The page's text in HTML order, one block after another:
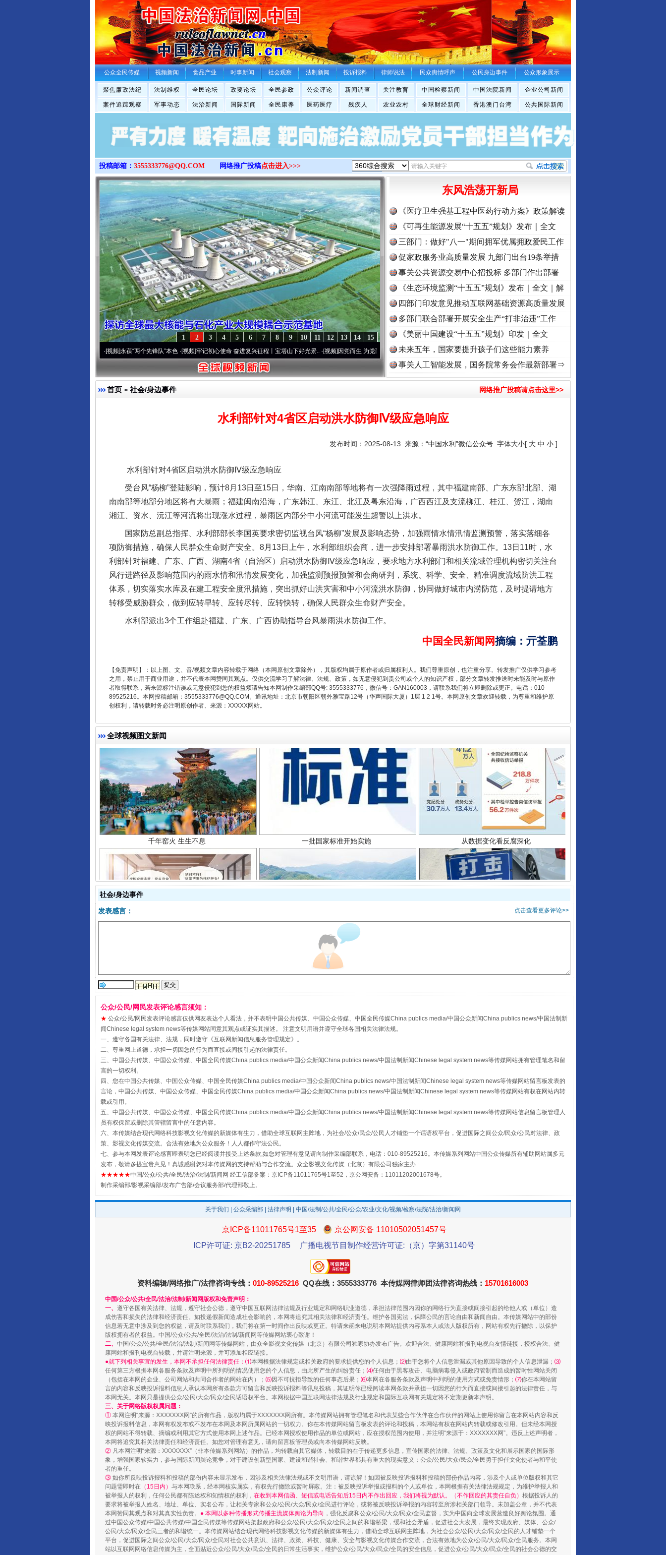
>
公众全民传媒 视频新闻 食品产业 时事新闻 社会观察 法制新闻 投诉报料 律师说法 民众舆情呼声 公民身边事件 公众形象展示
聚焦廉政法纪 法制维权 全民论坛 政要论坛 全民参政 公众评论 新闻调查 关注教育 中国检察新闻 中国法院新闻 企业公司新闻
案件追踪观察 军事动态 法治新闻 国际新闻 全民康养 医药医疗 残疾人 农业农村 全球财经新闻 香港澳门台湾 公共国际新闻
投稿邮箱： 3555333776@QQ.COM 网络推广投稿点击进入>>>
15
14
13
12
11
10
9
8
7
6
5
4
3
2
1
永葆“两个先锋队”本色·[视频]牢记初心使命 奋进复兴征程丨宝塔山下好光景..·[视频]因党而生 为党而战——百年“纪”事⑧加强纪律.. ·[视频]牢记初心使命 奋进复兴征程丨“转折之城”激荡..
东风浩荡开新局
《医疗卫生强基工程中医药行动方案》政策解读
《可再生能源发展“十五五”规划》发布｜全文
三部门：做好"八一"期间拥军优属拥政爱民工作
促家政服务业高质量发展 九部门出台19条举措
事关公共资源交易中心招投标 多部门作出部署
《生态环境监测“十五五”规划》发布｜全文｜解
读
四部门印发意见推动互联网基础资源高质量发展
多部门联合部署开展安全生产“打非治违”工作
《美丽中国建设“十五五”规划》印发｜全文
未来五年，国家要提升孩子们这些能力素养
事关人工智能发展，国务院常务会作最新部署⇒
首页 » 社会/身边事件 网络推广投稿请点击这里>>
水利部针对4省区启动洪水防御Ⅳ级应急响应
发布时间：2025-08-13 来源： “中国水利”微信公众号 字体大小[ 大 中 小 ]
水利部针对4省区启动洪水防御Ⅳ级应急响应
受台风“杨柳”登陆影响，预计8月13日至15日，华南、江南南部等地将有一次强降雨过程，其中福建南部、广东东部北部、湖
南南部等地部分地区将有大暴雨；福建闽南沿海，广东韩江、东江、北江及粤东沿海，广西西江及支流柳江、桂江、贺江，湖南
湘江、资水、沅江等河流将出现涨水过程，暴雨区内部分中小河流可能发生超警以上洪水。
国家防总副总指挥、水利部部长李国英要求密切监视台风“杨柳”发展及影响态势，加强雨情水情汛情监测预警，落实落细各
项防御措施，确保人民群众生命财产安全。8月13日上午，水利部组织会商，进一步安排部署暴雨洪水防御工作。13日11时，水
利部针对福建、广东、广西、湖南4省（自治区）启动洪水防御Ⅳ级应急响应，要求地方水利部门和相关流域管理机构密切关注台
风行进路径及影响范围内的雨水情和汛情发展变化，加强监测预报预警和会商研判，系统、科学、安全、精准调度流域防洪工程
体系，切实落实水库及在建工程安全度汛措施，突出抓好山洪灾害和中小河流洪水防御，协同做好城市内涝防范，及时提请地方
转移受威胁群众，做到应转早转、应转尽转、应转快转，确保人民群众生命财产安全。
水利部派出3个工作组赴福建、广东、广西协助指导台风暴雨洪水防御工作。
中国全民新闻网摘编 ： 亓荃鹏
【免责声明】：以上图、文、音/视频文章内容转载于网络（本网原创文章除外），其版权均属于原作者或归属权利人。我们尊重原创，也注重分享。转发推广仅供学习参考
之用，禁止用于商业用途，并不代表本网赞同其观点。仅供交流学习了解法律、法规、政策，如无意侵犯到贵公司或个人的知识产权，部分文章转发推送时未能及时与原作
者取得联系，若来源标注错误或无意侵犯到您的权益烦请告知本网制作采编部QQ号: 3555333776，微信号：GAN160003，请联系我们将立即删除或更正。电话：010-
89525216。本网投稿邮箱：3555333776@QQ.COM。通讯地址：北京市朝阳区朝外雅宝路12号（华声国际大厦）1层 1 2 1号。本网原创文章欢迎转载，为尊重和维护原
创权利，请转载时务必注明原创作者、来源：XXXXX网站。
全球视频图文新闻
千年窑火 生生不息 一批国家标准开始实施 从数据变化看反腐深化
揭开“小金库”的免责幌子 以产业富民促振兴 酒驾未被当场查获能处罚吗
受贿1.44亿！段成刚被判无期
全民健身五年计划来了！等你上场
阿坝州三大球赛在茂县开幕 规模最大的光氢储一体化项目 走走走！国家喊你健身啦
国家大学科技园优化重塑工作 镜头丨大暑三秋近 山西：不断增强治理腐败综合效能
社会/身边事件
点击查看更多评论>>
发表感言：
公众/公民/网民发表评论感言须知：
★ 公众/公民/网民发表评论感言仅供网友表达个人看法，并不表明中国公共传媒、中国公众传媒、中国全民传媒China publics media/中国公众新闻China publics news/中国法制新
闻Chinese legal system news等传媒网站同意其观点或证实其描述。 注意文明用语并遵守全球各国相关法律法规。
一、遵守各国有关法律、法规，同时遵守《互联网新闻信息服务管理规定》。
二、尊重网上道德，承担一切因您的行为而直接或间接引起的法律责任。
三、中国公共传媒、中国公众传媒、中国全民传媒China publics media/中国公众新闻China publics news/中国法制新闻Chinese legal system news等传媒网站拥有管理笔名和留
言的一切权利。
四、您在中国公共传媒、中国公众传媒、中国全民传媒China publics media/中国公众新闻China publics news/中国法制新闻Chinese legal system news等传媒网站留言板发表的
言论，中国公共传媒、中国公众传媒、中国全民传媒China publics media/中国公众新闻China publics news/中国法制新闻Chinese legal system news等传媒网站有权在网站内转
载或引用。
五、中国公共传媒、中国公众传媒、中国全民传媒China publics media/中国公众新闻China publics news/中国法制新闻Chinese legal system news等传媒网站信息留言板管理人
员有权保留或删除其管辖留言中的任意内容。
六、本传媒结合现代网络科技影视文化传媒的新媒体有生力，借助全球互联网主阵地，为社会/公众/民众/公民人才铺垫一个话语权平台，促进国际之间公众/民众/公民对法律、政
策、影视文化传媒交流。合法有效地为公众服务！人人都作守法公民。
七、参与本网发表评论感言即表明您已经阅读并接受上述条款,如您对管理有意见请向制作采编部联系，电话：010-89525216。本传媒系列网站中国公众传媒所有辅助网站属多元
发布，敬请多提宝贵意见！真诚感谢您对本传媒网的支持帮助与合作交流。众全影视文化传媒（北京）有限公司独家主办 :
★★★★★中国/公众/公共/全民/法治/法制/新闻网 经工信部备案：京ICP备11011765号1至52，京公网安备：11011202001678号。
制作采编部/影视采编部/发布广告部/会议服务部/代理部敬上。
关于我们 公众采编部 法律声明 | 中国/法制/公共/全民/公众/农业/文化/视频/检察/法院/法治/新闻网
京ICP备11011765号1至35
京公网安备 11010502051457号
ICP许可证: 京B2-20251785
广播电视节目制作经营许可证:（京）字第31140号
资料编辑/网络推广/法律咨询专线： 010-89525216 QQ在线：3555333776 本传媒网律师团法律咨询热线： 15701616003
中国/公众/公共/全民/法治/法制/新闻网版权和免责声明：
一、 遵守各国有关法律、法规，遵守社会公德，遵守中国互联网法律法规及行业规定和网络职业道德，承担法律范围内因你的网络行为直接或间接引起的给他人或（单位）造
成伤害和损失的法律和经济责任。如投递假新闻造成社会影响的，本网将追究其相关法律和经济责任。维护各国宪法，保障公民的言论自由和新闻自由。本传媒网站中的部份
信息若无意中涉及到您的权益，请及时联系我们，我们将在第一时间作出反映或更正。特请来函来电说明本网站提供内容系本人或法人版权所有，网站有权先行撤除，以保护
版权拥有者的权益。中国/公众/公共/全民/法治/法制/新闻网等传媒网站衷心致谢！
二、 中国/公众/公共/全民/法治/法制/新闻网等传媒网站，由众全影视文化传媒（北京）有限公司独家协办发布广告。欢迎合法、健康网站和报刊电视台友情链接，授权合法、健
康网站和报刊电视台转载，并请注明来源，并可添加相应链接。
●就下列相关事宜的发生，本网不承担任何法律责任：⑴本网根据法律规定或相关政府的要求提供您的个人信息； ⑵由于您将个人信息泄漏或其他原因导致的个人信息泄漏； ⑶
任何第三方根据本网各服务条款及声明中所列明的情况使用您的个人信息，由此所产生的纠纷责任； ⑷任何由于黑客攻击、电脑病毒侵入或政府管制而造成的暂时性网站关闭
（包括在本网的企业、公司网站和共同合作者的网站在内）； ⑸因不可抗拒导致的任何事态后果； ⑹本网在各服务条款及声明中列明的使用方式或免责情形； ⑺你在本网站留
言的内容和反映投诉报料信息人承认本网所有条款方可留言和反映投诉报料等讯息投稿，其证明你已经阅读本网条款并承担一切因您的行为而直接或间接引起的法律责任，与
本网无关。本网只是提供公众/公民/大众/民众/全民话语权平台。本网根据中国互联网法律法规及行业规定和国际互联网有关规定将不定期更新本声明。
三、关于网络版权权属问题：
① 本网注明“来源：XXXXXXX网”的所有作品，版权均属于XXXXXXX网所有。本传媒网站拥有管理笔名和代表某些合作伙伴在合作伙伴的网站上使用你留言在本网站内容和反
映投诉报料信息，本网有权发布或不发布在本网及本网所属网站的一切权力。你在本传媒网站留言板发表的评论和投稿，本网站有权在网站内转载或修改引用。但未经本网授
权的网站不得转载、摘编或利用其它方式使用本网上述作品。已经本网授权使用作品的单位或网站，应在授权范围内使用，并注明“来源于：XXXXXXX网”。违反上述声明者，
本网将追究其相关法律责任和经济责任。如您对管理有意见，请向留言板管理员或向本传媒网站反映。
② 凡本网注明“来源：XXXXXXX”（非本传媒系列网站）的作品，均转载自其它媒体，转载目的在于传递更多信息，宣传国家的法律、法规、政策及文化和展示国家的国际形
象，增强国家软实力，参与国际新闻舆论竞争，对于建设创新型国家、建设和谐社会、和谐世界都具有重大的现实意义；公众/公民/大众/民众/全民勇于担任文化使者与和平使
者的重任。
③ 如你所反映投诉报料和投稿的部份内容未显示发布，因涉及相关法律法规或不文明用语，请谅解！如因被反映投诉报料和投稿的部份作品内容，涉及个人或单位版权和其它
问题需即时在 （15日内） 与本网联系，经本网核实属实，有权先行撤除或暂时屏蔽。注：被反映投诉举报或报料的个人或单位，本网根据有关法律法规规定，为维护举报人和
被举报人的权利，任何公民都有陈述权和知情权的权利， 在收到本网信函、短信或电话告知后15日内不作出回应，我们将视为默认。（不作回应的其责任自负） 根据投诉人的
要求将被举报人姓名、地址、单位、实名公布，让相关专家和公众/公民/大众/民众/全民进行评论，或将被反映投诉举报的内容转至所涉相关部门领导。未加盖公章，并不代表
本网赞同其观点和对其真实性负责。 ● 本网以多种传播形式传播主流媒体舆论为导向 ，强化反腐和公众/公民/大众/民众/全民监督，实为中国向全球发展营造良好舆论氛围。通
过中国公众传媒/中国公共传媒/中国全民传媒等传媒网站架起政府和公众/公民/大众/民众/全民之间的和谐桥梁，缓和社会矛盾，促进社会大发展，最终实现政府、媒体、公众/
公民/大众/民众/全民三者的和谐统一。本传媒网站结合现代网络科技影视文化传媒的新媒体有生力，借助全球互联网主阵地，为社会公众/公民/大众/民众/全民的人才铺垫一个
平台，促进国际之间公众/公民/大众/民众/全民对社会公共意识、法律、政策、科技、健康、安全与影视文化传媒合作交流，合法有效地为公众/公民/大众/民众/全民服务。本网
站以互联网网络信息传媒为主，全面贴近公众/公民/大众/民众/全民的日常生活事实，维护公众/公民/大众/民众/全民的安全信息，促进公众/公民/大众/民众/全民的社会公德的交